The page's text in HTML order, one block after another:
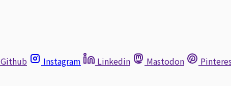
Github Instagram Linkedin Mastodon